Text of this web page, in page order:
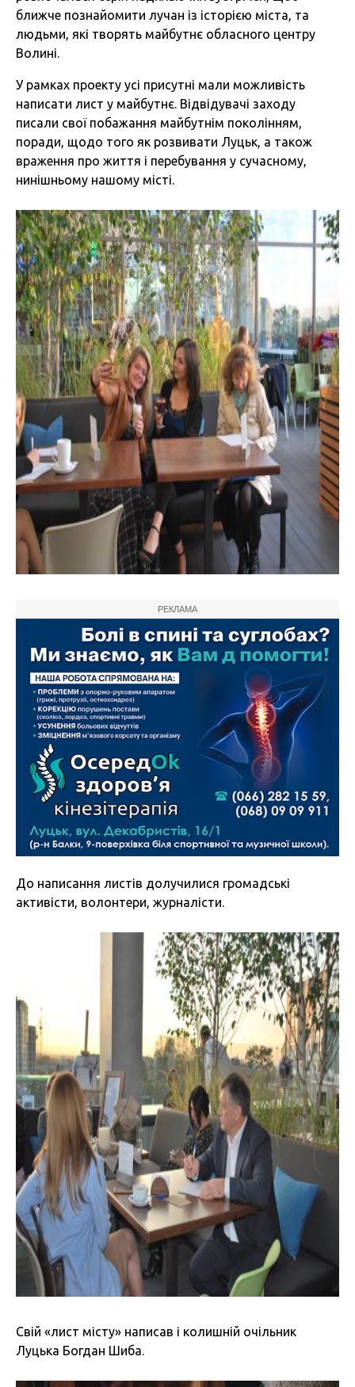
ближче познайомити лучан із історією міста, та
людьми, які творять майбутнє обласного центру
Волині.
У рамках проекту усі присутні мали можливість
написати лист у майбутнє. Відвідувачі заходу
писали свої побажання майбутнім поколінням,
поради, щодо того як розвивати Луцьк, а також
враження про життя і перебування у сучасному,
нинішньому нашому місті.
РЕКЛАМА
До написання листів долучилися громадські
активісти, волонтери, журналісти.
Свій «лист місту» написав і колишній очільник
Луцька Богдан Шиба.